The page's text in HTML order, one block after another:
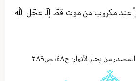
عند مكروب من موت قطّ إلّا عجّل الله
المصدر من بحار الأنوار: ج٤٨، ص٢٨٩